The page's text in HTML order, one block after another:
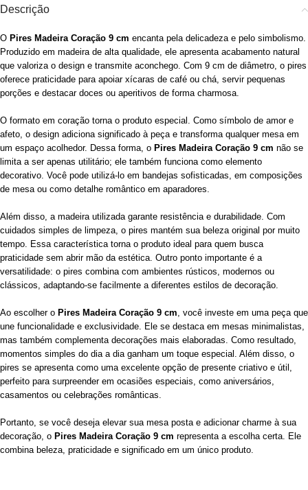
Descrição
O Pires Madeira Coração 9 cm encanta pela delicadeza e pelo simbolismo.
Produzido em madeira de alta qualidade, ele apresenta acabamento natural
que valoriza o design e transmite aconchego. Com 9 cm de diâmetro, o pires
oferece praticidade para apoiar xícaras de café ou chá, servir pequenas
porções e destacar doces ou aperitivos de forma charmosa.
O formato em coração torna o produto especial. Como símbolo de amor e
afeto, o design adiciona significado à peça e transforma qualquer mesa em
um espaço acolhedor. Dessa forma, o Pires Madeira Coração 9 cm não se
limita a ser apenas utilitário; ele também funciona como elemento
decorativo. Você pode utilizá-lo em bandejas sofisticadas, em composições
de mesa ou como detalhe romântico em aparadores.
Além disso, a madeira utilizada garante resistência e durabilidade. Com
cuidados simples de limpeza, o pires mantém sua beleza original por muito
tempo. Essa característica torna o produto ideal para quem busca
praticidade sem abrir mão da estética. Outro ponto importante é a
versatilidade: o pires combina com ambientes rústicos, modernos ou
clássicos, adaptando-se facilmente a diferentes estilos de decoração.
Ao escolher o Pires Madeira Coração 9 cm, você investe em uma peça que
une funcionalidade e exclusividade. Ele se destaca em mesas minimalistas,
mas também complementa decorações mais elaboradas. Como resultado,
momentos simples do dia a dia ganham um toque especial. Além disso, o
pires se apresenta como uma excelente opção de presente criativo e útil,
perfeito para surpreender em ocasiões especiais, como aniversários,
casamentos ou celebrações românticas.
Portanto, se você deseja elevar sua mesa posta e adicionar charme à sua
decoração, o Pires Madeira Coração 9 cm representa a escolha certa. Ele
combina beleza, praticidade e significado em um único produto.